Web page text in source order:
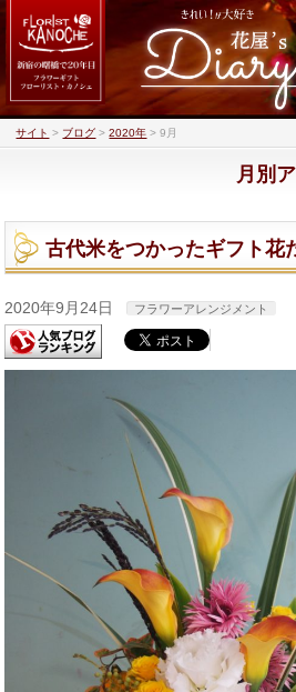
サイト > ブログ >2020年 >9月
月別
古代米をつかったギフト花
2020年9月24日 フラワーアレンジメント